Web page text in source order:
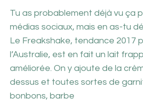
Tu as probablement déjà vu ça
médias sociaux, mais en as-tu
Le Freakshake, tendance 2017
l’Australie, est en fait un lait
améliorée. On y ajoute de la
dessus et toutes sortes de
bonbons, barbe